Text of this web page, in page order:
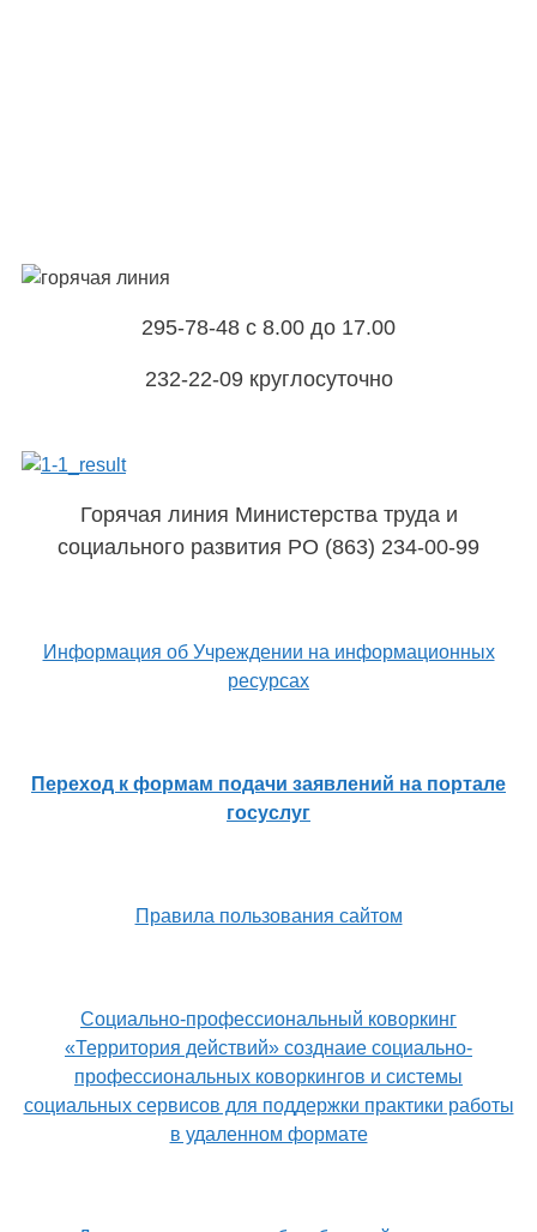
295-78-48 с 8.00 до 17.00
232-22-09 круглосуточно
Горячая линия Министерства труда и
социального развития РО (863) 234-00-99
Информация об Учреждении на информационных
ресурсах
Переход к формам подачи заявлений на портале
госуслуг
Правила пользования сайтом
Социально-профессиональный коворкинг
«Территория действий» созднаие социально-
профессиональных коворкингов и системы
социальных сервисов для поддержки практики работы
в удаленном формате